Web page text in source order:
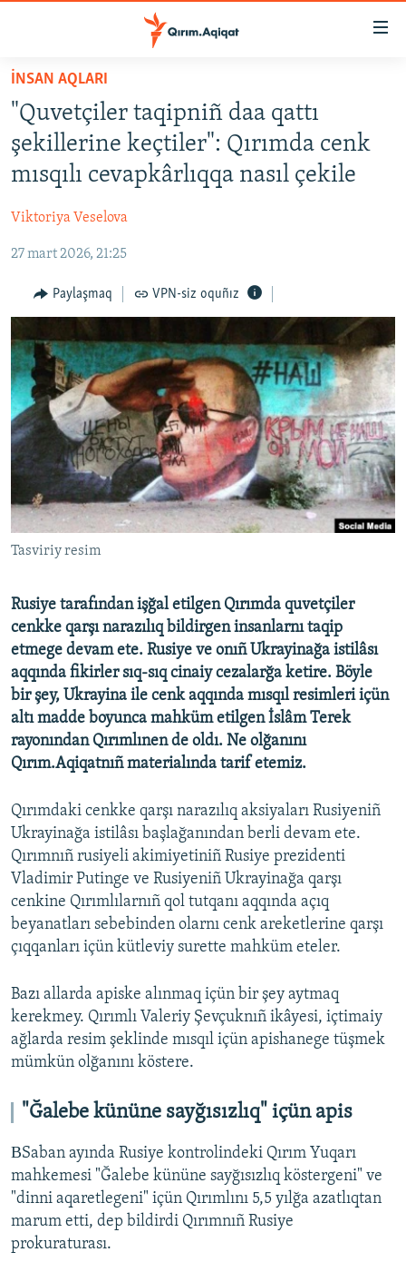
Esas
qaytmaq
Baş
navigatsiyağa
qaytmaq
Qıdıruvğa
qaytmaq
HABERLER
SİYASET
İQTİSADİYAT
MEDENİYET
İNSAN AQLARI
VİDEO
SÜRET
BLOGLAR
FİKİR
Русский
Українською
QOŞULIÑIZ!
RFE/RS bütün saytları
İNSAN AQLARI
"Quvetçiler taqipniñ daa qattı
şekillerine keçtiler": Qırımda cenk
mısqılı cevapkârlıqqa nasıl çekile
Viktoriya Veselova
27 mart 2026, 21:25
Paylaşmaq VPN-siz oquñız
Tasviriy resim
Rusiye tarafından işğal etilgen Qırımda quvetçiler
cenkke qarşı narazılıq bildirgen insanlarnı taqip
etmege devam ete. Rusiye ve onıñ Ukrayinağa istilâsı
aqqında fikirler sıq-sıq cinaiy cezalarğa ketire. Böyle
bir şey, Ukrayina ile cenk aqqında mısqıl resimleri içün
altı madde boyunca mahküm etilgen İslâm Terek
rayonından Qırımlınen de oldı. Ne olğanını
Qırım.Aqiqatnıñ materialında tarif etemiz.
Qırımdaki cenkke qarşı narazılıq aksiyaları Rusiyeniñ
Ukrayinağa istilâsı başlağanından berli devam ete.
Qırımnıñ rusiyeli akimiyetiniñ Rusiye prezidenti
Vladimir Putinge ve Rusiyeniñ Ukrayinağa qarşı
cenkine Qırımlılarnıñ qol tutqanı aqqında açıq
beyanatları sebebinden olarnı cenk areketlerine qarşı
çıqqanları içün kütleviy surette mahküm eteler.
Bazı allarda apiske alınmaq içün bir şey aytmaq
kerekmey. Qırımlı Valeriy Şevçuknıñ ikâyesi, içtimaiy
ağlarda resim şeklinde mısqıl içün apishanege tüşmek
mümkün olğanını köstere.
"Ğalebe kününe sayğısızlıq" içün apis
ВSaban ayında Rusiye kontrolindeki Qırım Yuqarı
mahkemesi "Ğalebe kününe sayğısızlıq köstergeni" ve
"dinni aqaretlegeni" içün Qırımlını 5,5 yılğa azatlıqtan
marum etti, dep bildirdi Qırımnıñ Rusiye
prokuraturası.